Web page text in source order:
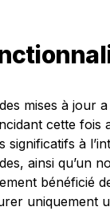
mises à jour
cette fois
significatifs à
ainsi qu’un
bénéficié
uniquement